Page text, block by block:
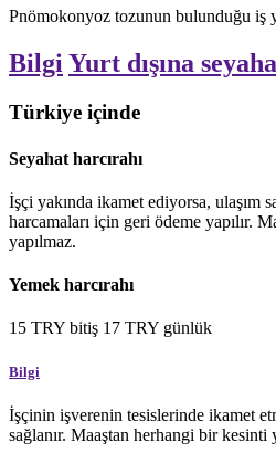
Pnömokonyoz tozunun bulunduğu iş
BilgiYurt dışına
Türkiye içinde
Seyahat harcırahı
İşçi yakında ikamet ediyorsa, ulaşım
harcamaları için geri ödeme yapılır.
yapılmaz.
Yemek harcırahı
15 TRY bitiş 17 TRY günlük
Bilgi
İşçinin işverenin tesislerinde ikamet
sağlanır. Maaştan herhangi bir kesinti